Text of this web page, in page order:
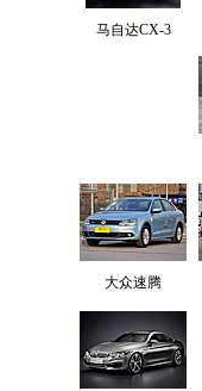
马自达CX-3
大众速腾